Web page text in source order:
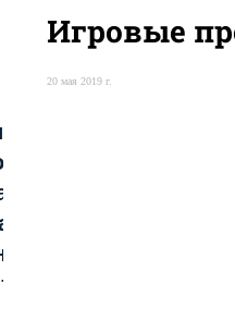
о
и
Игровые
20 мая 2019 г.